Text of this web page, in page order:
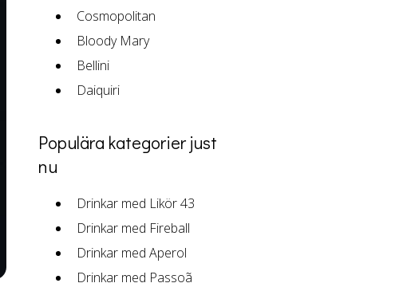
Cosmopolitan
Bloody Mary
Bellini
Daiquiri
Populära kategorier just
nu
Drinkar med Likör 43
Drinkar med Fireball
Drinkar med Aperol
Drinkar med Passoã